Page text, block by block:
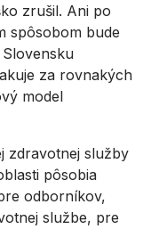
zrušil. Ani po
spôsobom bude
za rovnakých
model
zdravotnej služby
pôsobia
odborníkov,
službe, pre